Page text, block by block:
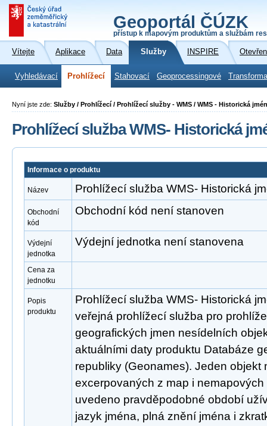
Geoportál ČÚZK
přístup k mapovým produktům a službám
Vítejte Aplikace Data Služby INSPIRE
Vyhledávací Prohlížecí Stahovací Geoprocessingové
Nyní jste zde: Služby / Prohlížecí / Prohlížecí služby - WMS / WMS - Historická
Prohlížecí služba WMS- Historická
Informace o produktu
Název Prohlížecí služba WMS- Historická
Obchodní
kód
Obchodní kód není stanoven
Výdejní
jednotka
Výdejní jednotka není stanovena
Cena za
jednotku
Popis
produktu
Prohlížecí služba WMS- Historická
veřejná prohlížecí služba pro
geografických jmen nesídelních
aktuálními daty produktu Databáze
republiky (Geonames). Jeden objekt
excerpovaných z map i
uvedeno pravděpodobné období
jazyk jména, plná znění jména i